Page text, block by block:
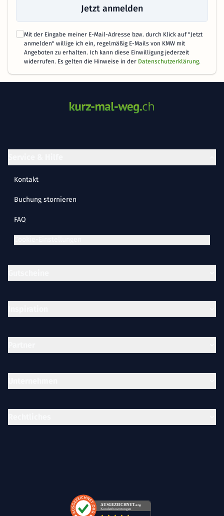
Jetzt anmelden
Mit der Eingabe meiner E-Mail-Adresse bzw. durch Klick auf "Jetzt
anmelden" willige ich ein, regelmäßig E-Mails von KMW mit
Angeboten zu erhalten. Ich kann diese Einwilligung jederzeit
widerrufen. Es gelten die Hinweise in der Datenschutzerklärung.
AUSGEZEICHNET.org
Kundenbewertungen
Kontakt
Buchung stornieren
FAQ